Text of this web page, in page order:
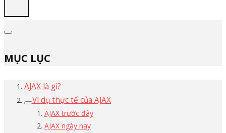
MỤC LỤC
AJAX là gì?
Ví dụ thực tế của AJAX
AJAX trước đây
AJAX ngày nay